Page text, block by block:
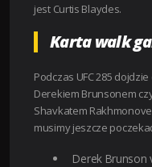
jest Curtis Blaydes.
Karta walk
Podczas UFC 285
Derekiem Brunsonem
Shavkatem
musimy jeszcze
Derek Brunson